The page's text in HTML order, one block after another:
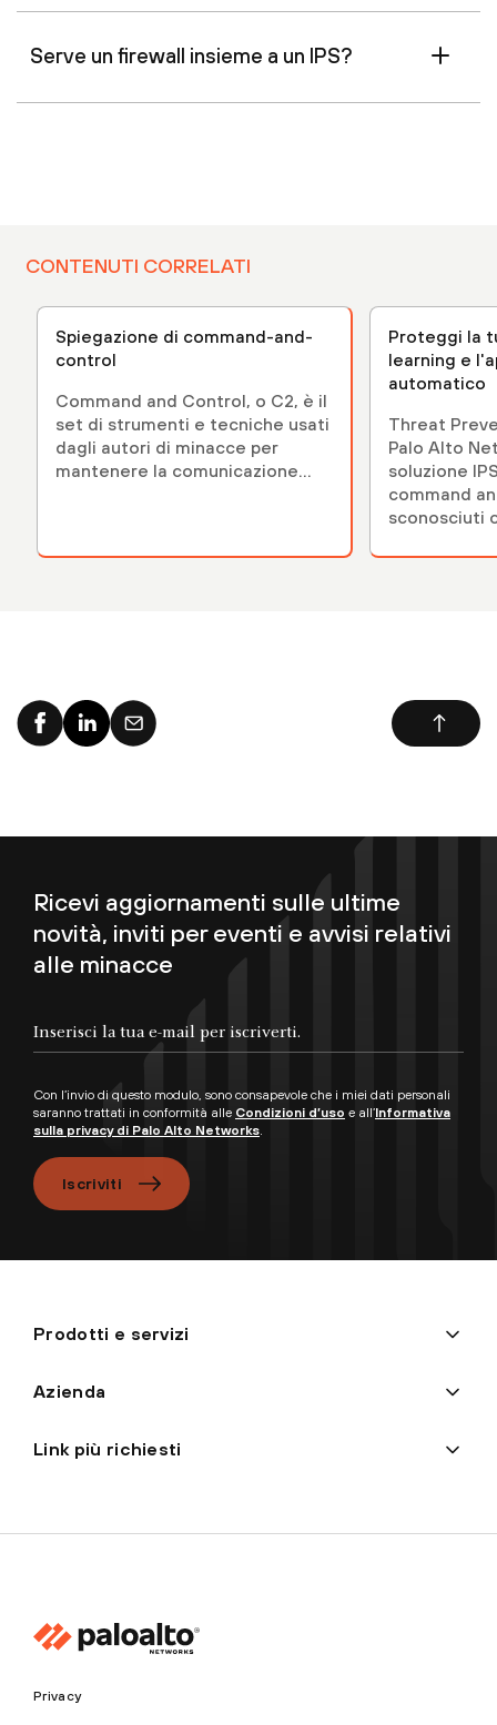
Serve un firewall insieme a un IPS?
CONTENUTI CORRELATI
Spiegazione di command-and-
control
Command and Control, o C2, è il
set di strumenti e tecniche usati
dagli autori di minacce per
mantenere la comunicazione...
Proteggi la
learning e
automatico
Threat
Palo Alto
soluzione
command
sconosciuti
Ricevi aggiornamenti sulle ultime
novità, inviti per eventi e avvisi relativi
alle minacce
Con l’invio di questo modulo, sono consapevole che i miei dati personali
saranno trattati in conformità alle Condizioni d’uso e all’Informativa
sulla privacy di Palo Alto Networks.
Iscriviti
Prodotti e servizi
Azienda
Link più richiesti
Privacy